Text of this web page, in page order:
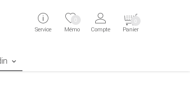
Service Mémo
0
Compte Panier
0